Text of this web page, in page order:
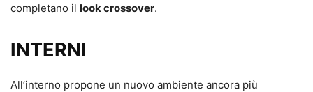
completano il look crossover.
INTERNI
All’interno propone un nuovo ambiente ancora più